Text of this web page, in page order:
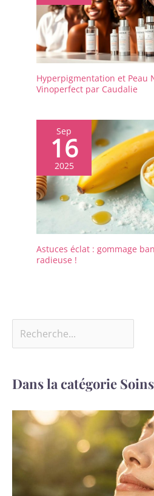
Hyperpigmentation et Peau
Vinoperfect par Caudalie
Sep
16
2025
Astuces éclat : gommage
radieuse !
Dans la catégorie